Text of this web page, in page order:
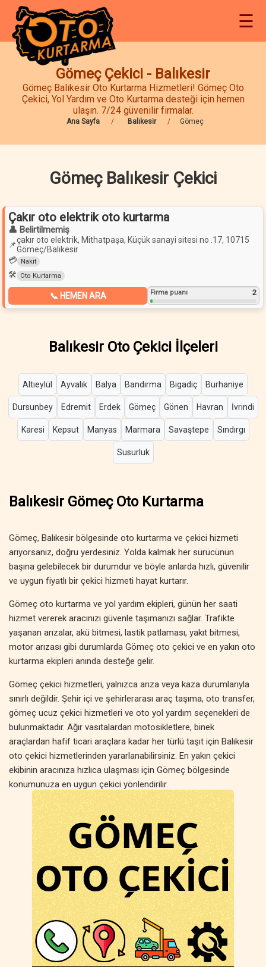
☰
Gömeç Çekici - Balıkesir
Gömeç Balıkesir Oto Kurtarma Hizmetleri! Gömeç Oto
Çekici, Yol Yardım ve Oto Kurtarma desteği için hemen
ulaşın. 7/24 güvenilir firmalar.
Ana Sayfa Balıkesir Gömeç
Gömeç Balıkesir Çekici
Çakır oto elektrik oto kurtarma
👤 Belirtilmemiş
📌çakır oto elektrik, Mithatpaşa, Küçük sanayi sitesi no .17, 10715
Gömeç/Balıkesir
💳 Nakit
🛠️ Oto Kurtarma
📞 HEMEN ARA Firma puanı 2
Balıkesir Oto Çekici İlçeleri
Altıeylül Ayvalık Balya Bandırma Bigadiç Burhaniye
Dursunbey Edremit Erdek Gömeç Gönen Havran İvrindi
Karesi Kepsut Manyas Marmara Savaştepe Sındırgı
Susurluk
Balıkesir Gömeç Oto Kurtarma
Gömeç, Balıkesir bölgesinde oto kurtarma ve çekici hizmeti
arıyorsanız, doğru yerdesiniz. Yolda kalmak her sürücünün
başına gelebilecek bir durumdur ve böyle anlarda hızlı, güvenilir
ve uygun fiyatlı bir çekici hizmeti hayat kurtarır.
Gömeç oto kurtarma ve yol yardım ekipleri, günün her saati
hizmet vererek aracınızı güvenle taşımanızı sağlar. Trafikte
yaşanan arızalar, akü bitmesi, lastik patlaması, yakıt bitmesi,
motor arızası gibi durumlarda Gömeç oto çekici ve en yakın oto
kurtarma ekipleri anında desteğe gelir.
Gömeç çekici hizmetleri, yalnızca arıza veya kaza durumlarıyla
sınırlı değildir. Şehir içi ve şehirlerarası araç taşıma, oto transfer,
gömeç ucuz çekici hizmetleri ve oto yol yardım seçenekleri de
bulunmaktadır. Ağır vasıtalardan motosikletlere, binek
araçlardan hafif ticari araçlara kadar her türlü taşıt için Balıkesir
oto çekici hizmetlerinden yararlanabilirsiniz. En yakın çekici
ekibinin aracınıza hızlıca ulaşması için Gömeç bölgesinde
konumunuza en uygun çekici yönlendirilir.
Balıkesir oto kurtarma hizmetleri, sadece acil yol yardımıyla
sınırlı değildir. Planlı araç taşıma, özel çekici hizmetleri, oto
transfer ve araç nakliyesi gibi farklı çözümler sunulmaktadır.
Gömeç bölgesinde çekici fiyatları, hizmetin kapsamına ve
mesafeye göre değişse de, her bütçeye uygun seçenekler
mevcuttur. Uygun fiyatlı oto kurtarma ve gömeç çekici hizmeti
ile aracınız güvenli bir şekilde taşınır.
Eğer Gömeç çevresinde oto çekici, oto yol yardım veya akü
takviyesi hizmetine ihtiyacınız varsa, hızlı ve güvenilir çözümler
için hemen iletişime geçebilirsiniz. Balıkesir oto kurtarma
hizmetleriyle yolda kalma sorununu hızlıca çözebilir, aracınızı